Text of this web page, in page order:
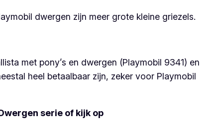
dwergen zijn meer grote kleine griezels.
met pony’s en dwergen (Playmobil 9341) en
heel betaalbaar zijn, zeker voor Playmobil
serie of kijk op